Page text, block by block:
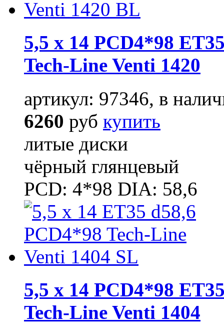
5,5 x 14 PCD4*98
Tech-Line Venti 1420
артикул: 97346, в
6260 руб купить
литые диски
чёрный глянцевый
PCD: 4*98 DIA: 58,6
5,5 x 14 PCD4*98
Tech-Line Venti 1404